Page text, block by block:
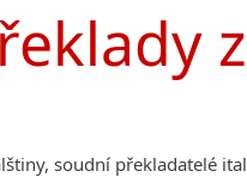
soudní překladatelé